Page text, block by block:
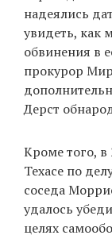
надеялись
увидеть, как
обвинения в
прокурор
Дерст
Кроме того, в
Техасе по
соседа
удалось
целях